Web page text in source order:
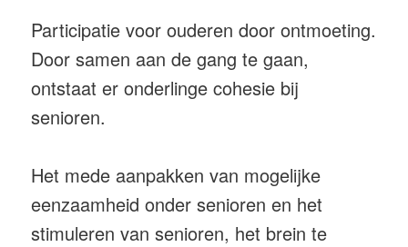
Participatie voor ouderen door ontmoeting.
Door samen aan de gang te gaan,
ontstaat er onderlinge cohesie bij
senioren.
Het mede aanpakken van mogelijke
eenzaamheid onder senioren en het
stimuleren van senioren, het brein te